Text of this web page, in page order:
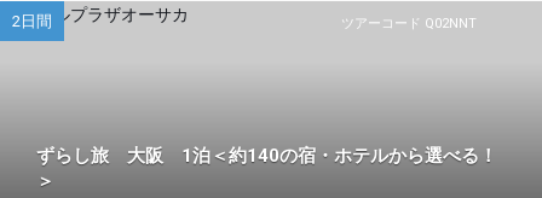
ツアーコード Q02NNT
2日間
ずらし旅 大阪 1泊＜約140の宿・ホテルから選べる！
＞